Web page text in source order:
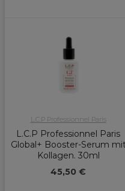
L.C.P Professionnel Paris
L.C.P Professionnel Paris
Global+ Booster-Serum
Kollagen. 30ml
45,50 €